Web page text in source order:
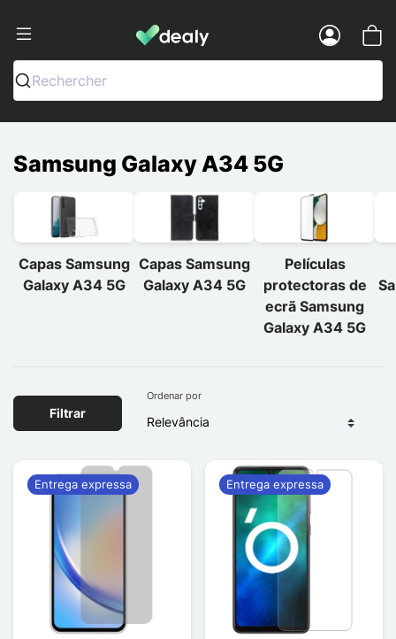
Dealy - Capas e acessórios para
Rechercher
Samsung Galaxy A34 5G
Capas Samsung
Galaxy A34 5G
Capas Samsung
Galaxy A34 5G
Películas
protectoras de
ecrã Samsung
Galaxy A34 5G
Filtrar
Ordenar por
Entrega expressa Entrega expressa